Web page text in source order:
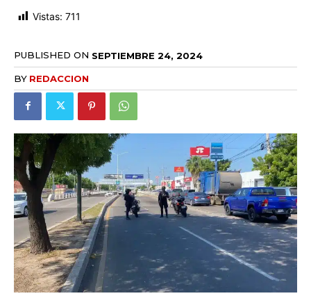
Vistas: 711
PUBLISHED ON SEPTIEMBRE 24, 2024
BY REDACCION